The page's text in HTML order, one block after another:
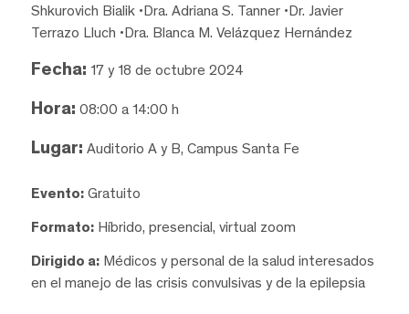
Shkurovich Bialik •Dra. Adriana S. Tanner •Dr. Javier
Terrazo Lluch •Dra. Blanca M. Velázquez Hernández
Fecha: 17 y 18 de octubre 2024
Hora: 08:00 a 14:00 h
Lugar: Auditorio A y B, Campus Santa Fe
Evento:Gratuito
Formato:Híbrido, presencial, virtual zoom
Dirigido a:Médicos y personal de la salud interesados
en el manejo de las crisis convulsivas y de la epilepsia